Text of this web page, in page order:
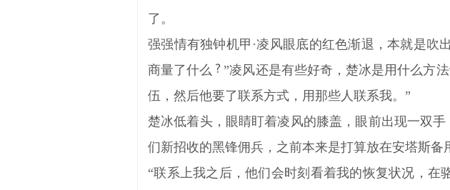
了。
强强情有独钟机甲·凌风眼底的红色渐退，本就是吹
商量了什么
”凌风还是有些好奇，楚冰是用什么方
伍，然后他要了联系方式，用那些人联系我。”
楚冰低着头，眼睛盯着凌风的膝盖，眼前出现一双
们新招收的黑锋佣兵，之前本来是打算放在安塔斯备
“联系上我之后，他们会时刻看着我的恢复状况，在